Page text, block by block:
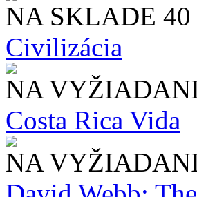
NA SKLADE 40
Civilizácia
NA
Costa Rica Vida
NA